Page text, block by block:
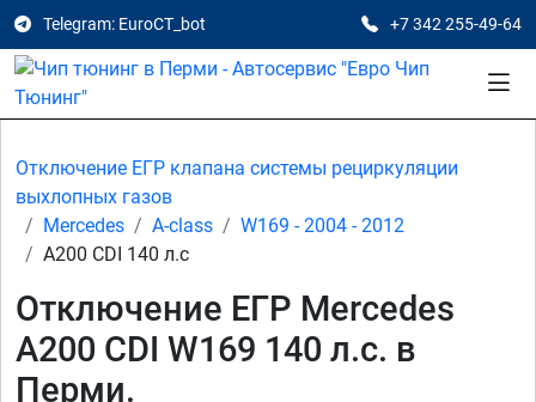
Telegram: EuroCT_bot +7 342 255-49-64
Отключение ЕГР клапана системы рециркуляции
выхлопных газов
Mercedes
A-class
W169 - 2004 - 2012
A200 CDI 140 л.с
Отключение ЕГР Mercedes
A200 CDI W169 140 л.с. в
Перми.